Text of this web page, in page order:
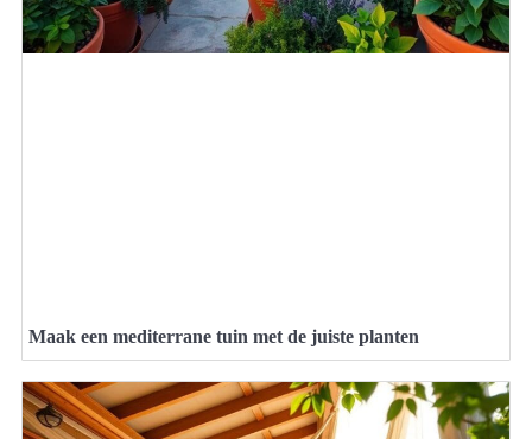
Maak een mediterrane tuin met de juiste planten